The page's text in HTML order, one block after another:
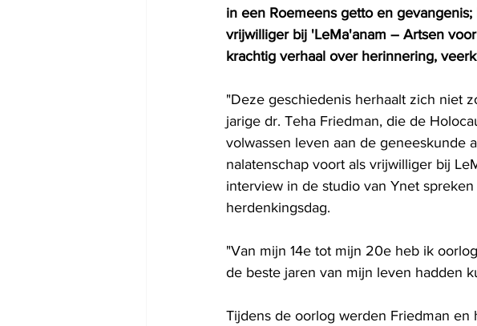
in een Roemeens getto en
vrijwilliger bij 'LeMa'anam – Artsen
krachtig verhaal over herinnering,
"Deze geschiedenis herhaalt zich niet
jarige dr. Teha Friedman, die de
volwassen leven aan de geneeskunde
nalatenschap voort als vrijwilliger bij
interview in de studio van Ynet
herdenkingsdag.
"Van mijn 14e tot mijn 20e heb ik
de beste jaren van mijn leven hadden
Tijdens de oorlog werden Friedman